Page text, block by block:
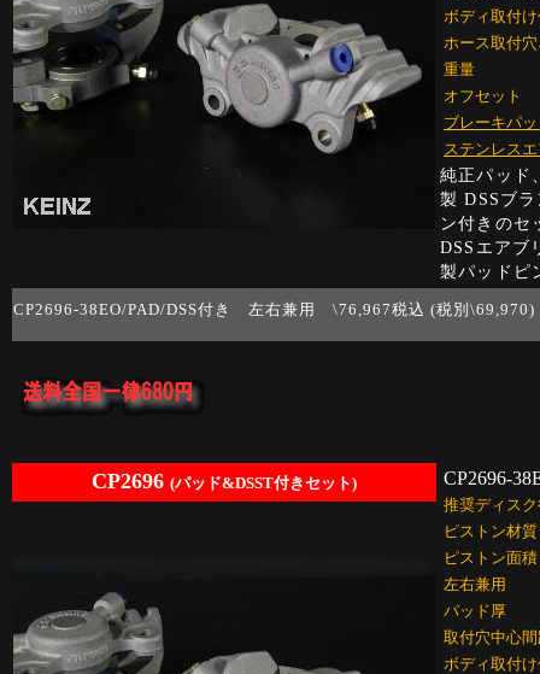
ボディ取付
ホース取付
重量
オフセット
ブレーキパ
ステンレス
純正パッド
製 DSSブ
ン付きのセ
DSSエアブ
製パッドピ
CP2696-38EO/PAD/DSS付き 左右兼用 \76,967税込 (税別\69,970)
CP2696 (パッド&DSST付きセット) CP2696-
推奨ディス
ピストン材質
ピストン面積
左右兼用
パッド厚
取付穴中心
ボディ取付